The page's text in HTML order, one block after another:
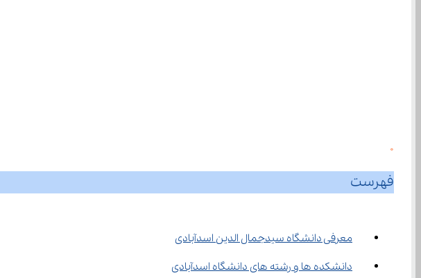
0
فهرست
معرفی دانشگاه سیدجمال الدین اسدآبادی
دانشکده ها و رشته های دانشگاه اسدآبادی